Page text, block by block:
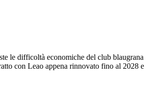
le difficoltà economiche del club blaugrana
con Leao appena rinnovato fino al 2028 e